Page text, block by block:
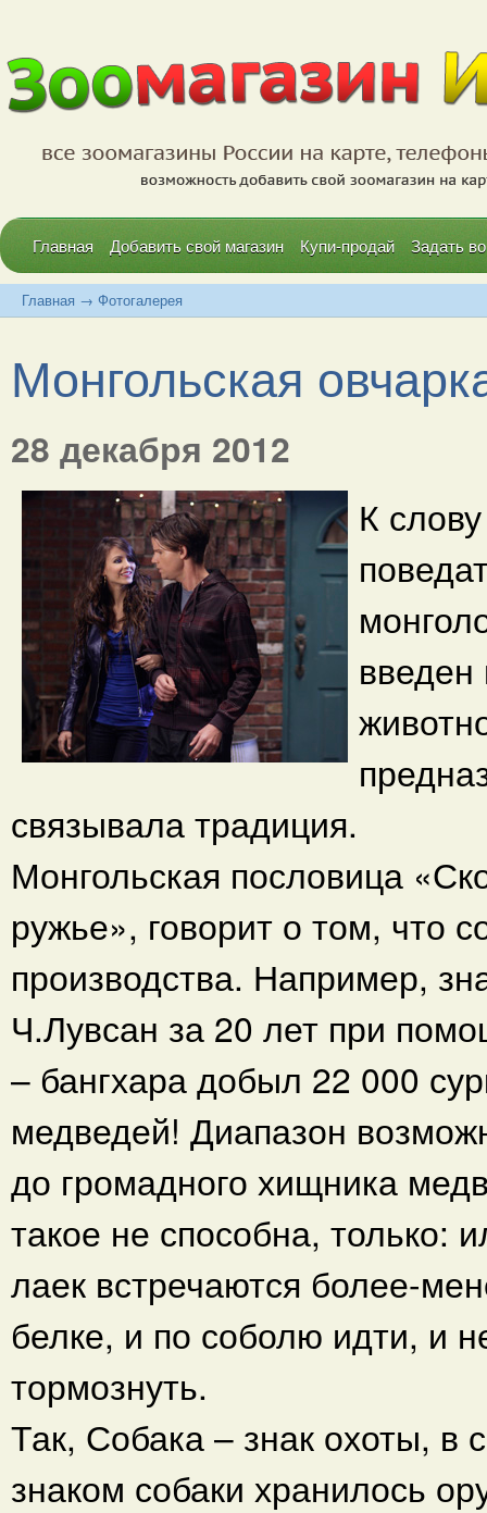
Главная Добавить свой магазин Купи-продай Задать
Главная → Фотогалерея
Монгольская
28 декабря 2012
К
связывала традиция.
Монгольская пословица
ружье», говорит о том, что
производства. Например,
Ч.Лувсан за 20 лет при
– бангхара добыл 22 000
медведей! Диапазон
до громадного хищника
такое не способна, только:
лаек встречаются более-
белке, и по соболю идти, и
тормознуть.
Так, Собака – знак охоты, в
знаком собаки хранилось